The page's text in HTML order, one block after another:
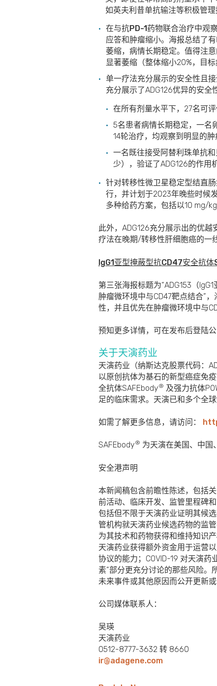
如英夫利昔单抗输注等积极管理
在与抗PD-1药物联合治疗中观
应答和肿瘤缩小。海报总结了
萎缩，病情长期稳定。值得注
显著萎缩（整体缩小20%，目标
单一疗法充分展示的安全性且
充分展示了ADG126优异的安
在所有剂量水平下，27名可评
5名患者病情长期稳定，一名
14轮治疗，均观察到明显的肿
一名既往接受阿替利珠单抗
少），验证了ADG126的作用
针对转移性微卫星稳定型结直
行，并计划于2023年晚些时候
多种给药方案，包括以10 mg/
此外，ADG126充分展示出的优越
疗法在晚期/转移性肝细胞癌的一
IgG1亚型掩蔽型抗CD47安全抗
第三张海报标题为“ADG153（
肿瘤微环境中与CD47靶点结合”
性，并且优先在肿瘤微环境中与
预知更多详情，可在发布后登陆
关于天演药业
天演药业（纳斯达克股票代码：
以原创抗体为基石的新型癌症免
全抗体SAFEbody® 及强力抗体
足的临床需求。天演已和多个全
如需了解更多信息，请访问：
SAFEbody® 为天演在美国、中国
安全港声明
本新闻稿包含前瞻性陈述，包括
前活动、临床开发、监管里程碑
包括但不限于天演药业证明其候
管机构就天演药业候选药物的监
为其技术和药物获得和维持知识
天演药业获得额外资金用于运营
协议的能力；COVID-19 对天演
素”部分更充分讨论的那些风险。
未来事件或其他原因而公开更新
公司媒体联系人：
吴瑛
天演药业
0512-8777-3632 转 8660
ir@adagene.com